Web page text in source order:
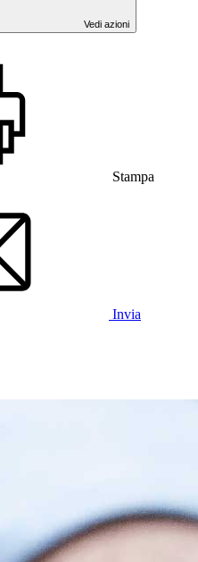
Vedi azioni
Stampa
Invia